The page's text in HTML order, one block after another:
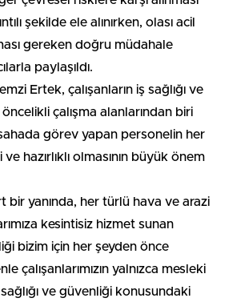
şekilde ele alınırken, olası acil
gereken doğru müdahale
paylaşıldı.
Ertek, çalışanların iş sağlığı ve
çalışma alanlarından biri
görev yapan personelin her
hazırlıklı olmasının büyük önem
bir yanında, her türlü hava ve arazi
kesintisiz hizmet sunan
bizim için her şeyden önce
çalışanlarımızın yalnızca mesleki
ve güvenliği konusundaki